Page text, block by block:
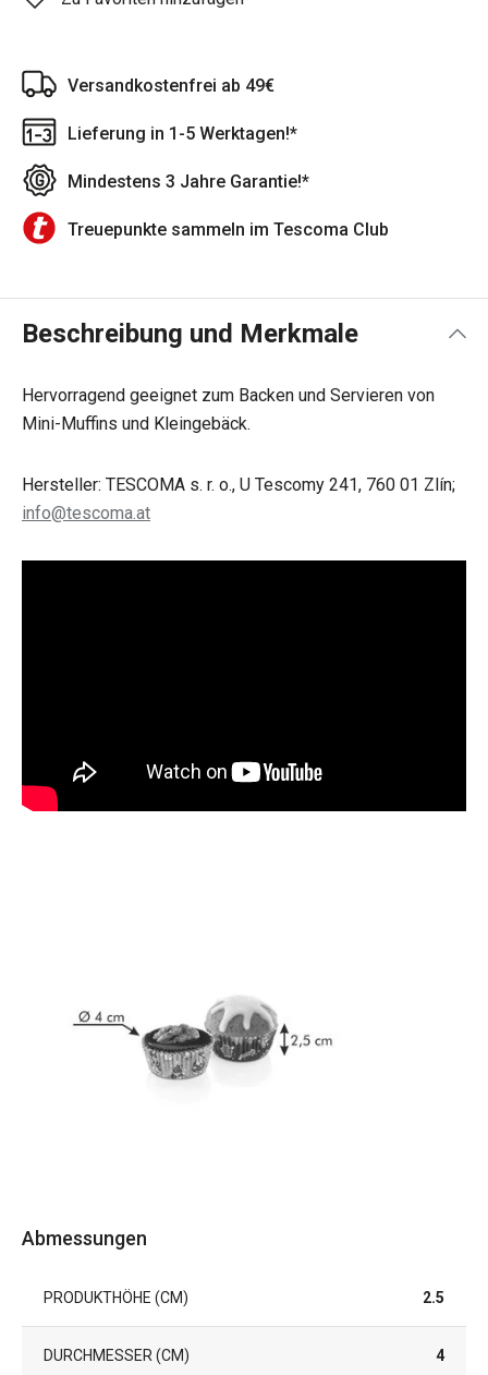
Versandkostenfrei ab 49€
Lieferung in 1-5 Werktagen!*
Mindestens 3 Jahre Garantie!*
Treuepunkte sammeln im Tescoma Club
Beschreibung und Merkmale
Hervorragend geeignet zum Backen und Servieren von
Mini-Muffins und Kleingebäck.
Hersteller: TESCOMA s. r. o., U Tescomy 241, 760 01 Zlín;
info@tescoma.at
Abmessungen
PRODUKTHÖHE (CM) 2.5
DURCHMESSER (CM) 4